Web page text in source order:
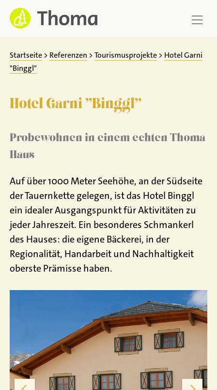
Zum
Inhalt
springen
Startseite > Referenzen >Tourismusprojekte > Hotel Garni
"Binggl"
Hotel Garni "Binggl"
Probewohnen in einem echten Thoma
Haus
Auf über 1000 Meter Seehöhe, an der Südseite
der Tauernkette gelegen, ist das Hotel Binggl
ein idealer Ausgangspunkt für Aktivitäten zu
jeder Jahreszeit. Ein besonderes Schmankerl
des Hauses: die eigene Bäckerei, in der
Regionalität, Handarbeit und Nachhaltigkeit
oberste Prämisse haben.